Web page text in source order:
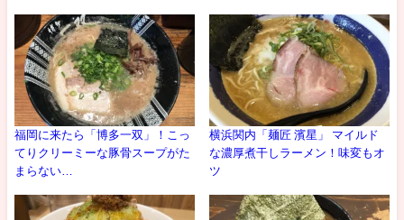
福岡に来たら「博多一双」！こっ
てりクリーミーな豚骨スープがた
まらない…
横浜関内「麺匠 濱星」 マイルド
な濃厚煮干しラーメン！味変もオ
ツ